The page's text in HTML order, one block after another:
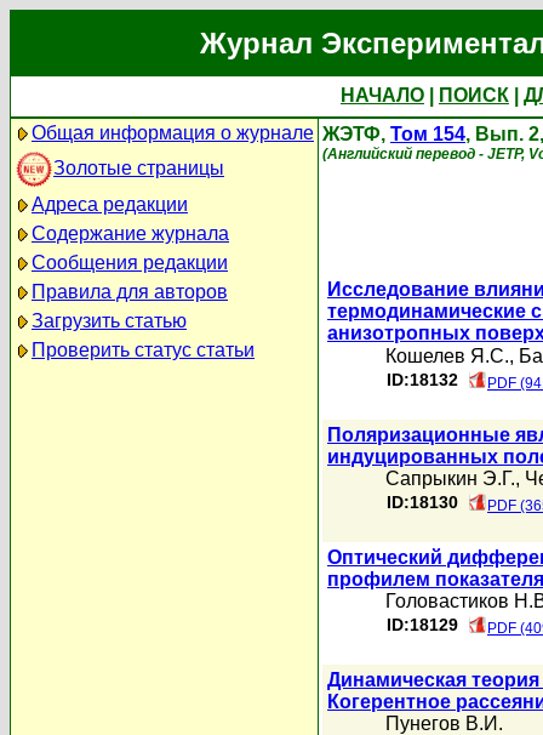
Журнал
НАЧАЛО ПОИСК
Общая информация о журнале
Золотые страницы
Адреса редакции
Содержание журнала
Сообщения редакции
Правила для авторов
Загрузить статью
Проверить статус статьи
ЖЭТФ, Том 154, Вып.
(Английский перевод - JETP,
Исследование
термодинамические
анизотропных
Кошелев Я.С.,
ID:18132 PDF
Поляризационные
индуцированных
Сапрыкин Э.Г.,
ID:18130 PDF
Оптический
профилем
Головастиков
ID:18129 PDF
Динамическая
Когерентное
Пунегов В.И.